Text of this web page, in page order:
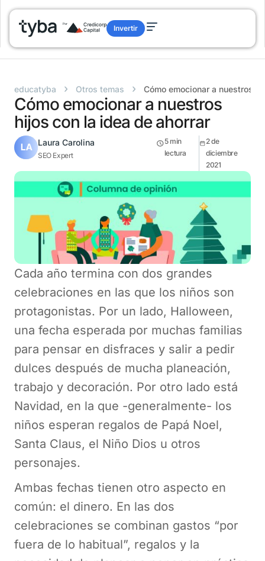
Invertir
educatyba › Otros temas › Cómo emocionar a nuestros
Cómo emocionar a nuestros
hijos con la idea de ahorrar
Laura Carolina
SEO Expert
5 min
lectura
2 de
diciembre
2021
Cada año termina con dos grandes
celebraciones en las que los niños son
protagonistas. Por un lado, Halloween,
una fecha esperada por muchas familias
para pensar en disfraces y salir a pedir
dulces después de mucha planeación,
trabajo y decoración. Por otro lado está
Navidad, en la que -generalmente- los
niños esperan regalos de Papá Noel,
Santa Claus, el Niño Dios u otros
personajes.
Ambas fechas tienen otro aspecto en
común: el dinero. En las dos
celebraciones se combinan gastos “por
fuera de lo habitual”, regalos y la